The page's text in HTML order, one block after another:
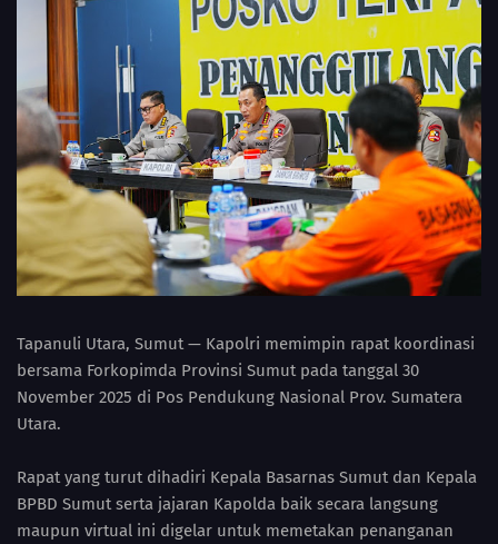
Tapanuli Utara, Sumut — Kapolri memimpin rapat koordinasi
bersama Forkopimda Provinsi Sumut pada tanggal 30
November 2025 di Pos Pendukung Nasional Prov. Sumatera
Utara.
Rapat yang turut dihadiri Kepala Basarnas Sumut dan Kepala
BPBD Sumut serta jajaran Kapolda baik secara langsung
maupun virtual ini digelar untuk memetakan penanganan